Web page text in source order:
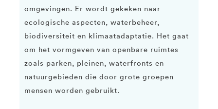
omgevingen. Er wordt gekeken naar
ecologische aspecten, waterbeheer,
biodiversiteit en klimaatadaptatie. Het gaat
om het vormgeven van openbare ruimtes
zoals parken, pleinen, waterfronts en
natuurgebieden die door grote groepen
mensen worden gebruikt.